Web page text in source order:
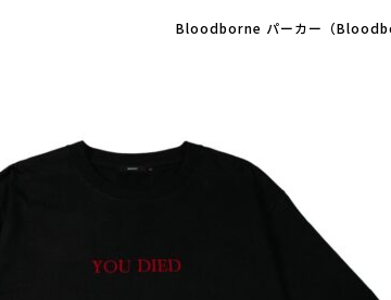
Bloodborne パーカー（